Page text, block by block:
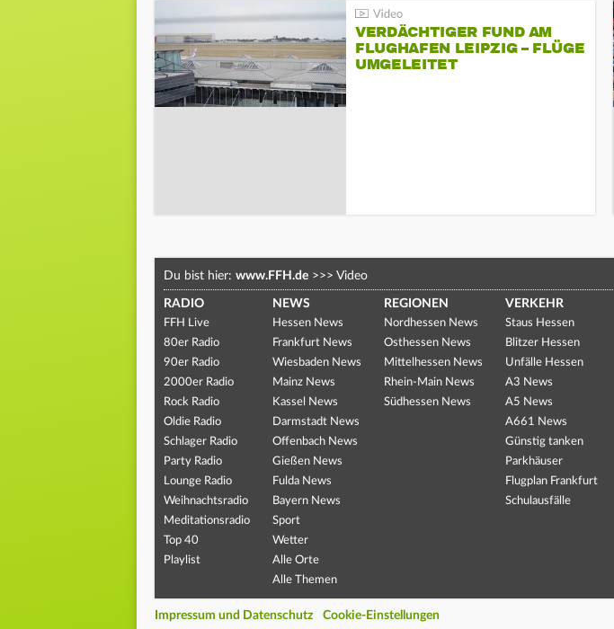
VERDÄCHTIGER FUND AM
FLUGHAFEN LEIPZIG – FLÜGE
UMGELEITET
Du bist hier: www.FFH.de >>> Video
RADIO
FFH Live
80er Radio
90er Radio
2000er Radio
Rock Radio
Oldie Radio
Schlager Radio
Party Radio
Lounge Radio
Weihnachtsradio
Meditationsradio
Top 40
Playlist
NEWS
Hessen News
Frankfurt News
Wiesbaden News
Mainz News
Kassel News
Darmstadt News
Offenbach News
Gießen News
Fulda News
Bayern News
Sport
Wetter
Alle Orte
Alle Themen
REGIONEN
Nordhessen News
Osthessen News
Mittelhessen News
Rhein-Main News
Südhessen News
VERKEHR
Staus Hessen
Blitzer Hessen
Unfälle Hessen
A3 News
A5 News
A661 News
Günstig tanken
Parkhäuser
Flugplan Frankfurt
Schulausfälle
Impressum und Datenschutz Cookie-Einstellungen